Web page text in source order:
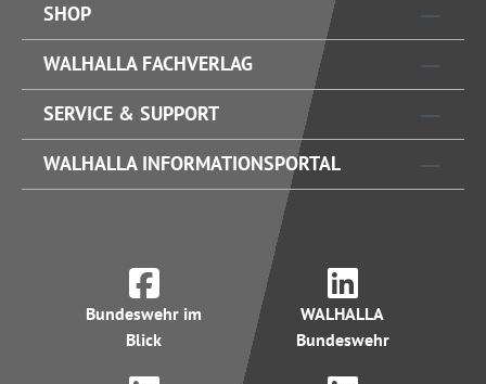
SHOP
WALHALLA FACHVERLAG
SERVICE & SUPPORT
WALHALLA INFORMATIONSPORTAL
Bundeswehr im
Blick
WALHALLA
Bundeswehr